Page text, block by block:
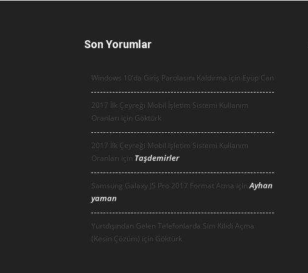
Son Yorumlar
Windows 10’da Giriş Parolasını Kaldırma için Eyüp Can
2017 İlk Çeyreği Mobil İşletim Sistemi Kullanım
Oranları için Göktürk
2017 İlk Çeyreği Mobil İşletim Sistemi Kullanım
Oranları için Taşdemirler
Samsung Galaxy J5 Pro 2017 Format Atma içinAyhan
yaman
Yurtdışından Gelen Telefonlarda Sim Kilidi Açma
(Kesin Çözüm) için Göktürk